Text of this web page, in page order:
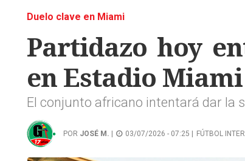
Duelo clave en Miami
Partidazo hoy
en Estadio Miami
El conjunto africano intentará dar la
POR JOSÉ M. 03/07/2026 - 07:25 | FÚTBOL